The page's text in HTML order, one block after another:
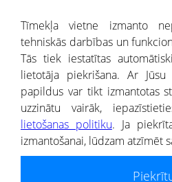
Dzimtas
Uzņēmumu
Kredītizziņa par
® CREDITREFORM Latvija
SIA
Tīmekļa vietne izmanto
tehniskās darbības un
Tās tiek iestatītas
lietotāja piekrišana. Ar
papildus var tikt izmantotas
uzzinātu vairāk,
lietošanas politiku. Ja
izmantošanai, lūdzam atzīmēt